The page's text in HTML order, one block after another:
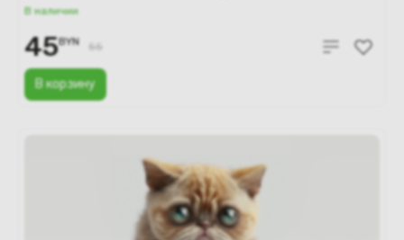
Gan 45W / 10А 2500W 2м (белый)
В наличии
В корзину
45BYN